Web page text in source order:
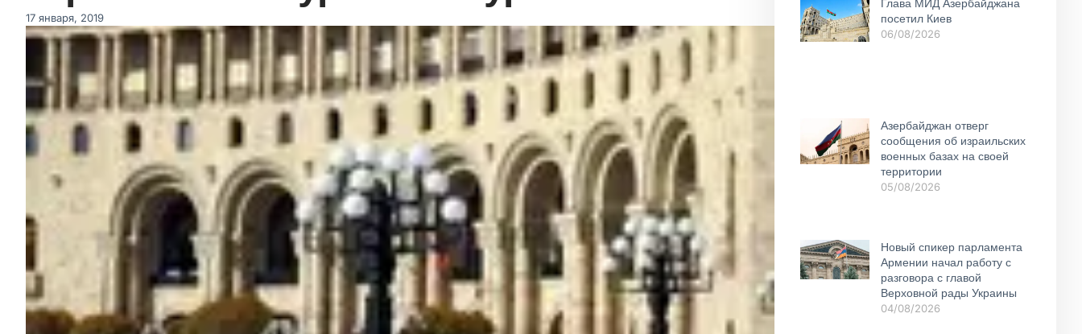
17 января, 2019
Глава МИД Азербайджана
посетил Киев
06/08/2026
Азербайджан отверг
сообщения об израильских
военных базах на своей
территории
05/08/2026
Новый спикер парламента
Армении начал работу с
разговора с главой
Верховной рады Украины
04/08/2026